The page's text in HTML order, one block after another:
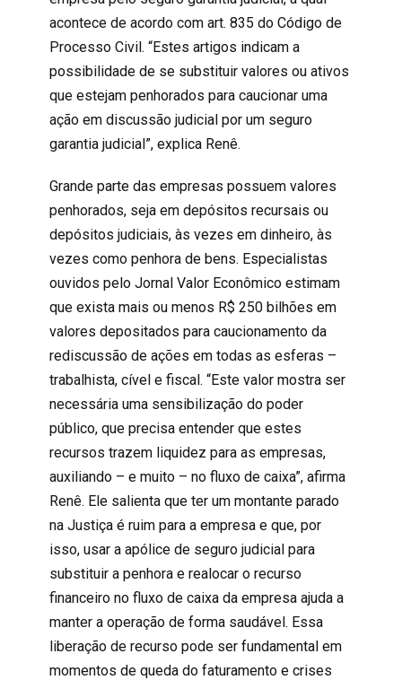
acontece de acordo com art. 835 do Código de
Processo Civil. “Estes artigos indicam a
possibilidade de se substituir valores ou ativos
que estejam penhorados para caucionar uma
ação em discussão judicial por um seguro
garantia judicial”, explica Renê.
Grande parte das empresas possuem valores
penhorados, seja em depósitos recursais ou
depósitos judiciais, às vezes em dinheiro, às
vezes como penhora de bens. Especialistas
ouvidos pelo Jornal Valor Econômico estimam
que exista mais ou menos R$ 250 bilhões em
valores depositados para caucionamento da
rediscussão de ações em todas as esferas –
trabalhista, cível e fiscal. “Este valor mostra ser
necessária uma sensibilização do poder
público, que precisa entender que estes
recursos trazem liquidez para as empresas,
auxiliando – e muito – no fluxo de caixa”, afirma
Renê. Ele salienta que ter um montante parado
na Justiça é ruim para a empresa e que, por
isso, usar a apólice de seguro judicial para
substituir a penhora e realocar o recurso
financeiro no fluxo de caixa da empresa ajuda a
manter a operação de forma saudável. Essa
liberação de recurso pode ser fundamental em
momentos de queda do faturamento e crises